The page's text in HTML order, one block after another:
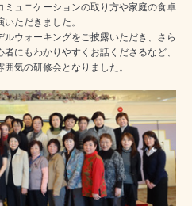
ュニケーションの取り方や家庭の食卓
ただきました。
ウォーキングをご披露いただき、さら
にもわかりやすくお話くださるなど、
気の研修会となりました。